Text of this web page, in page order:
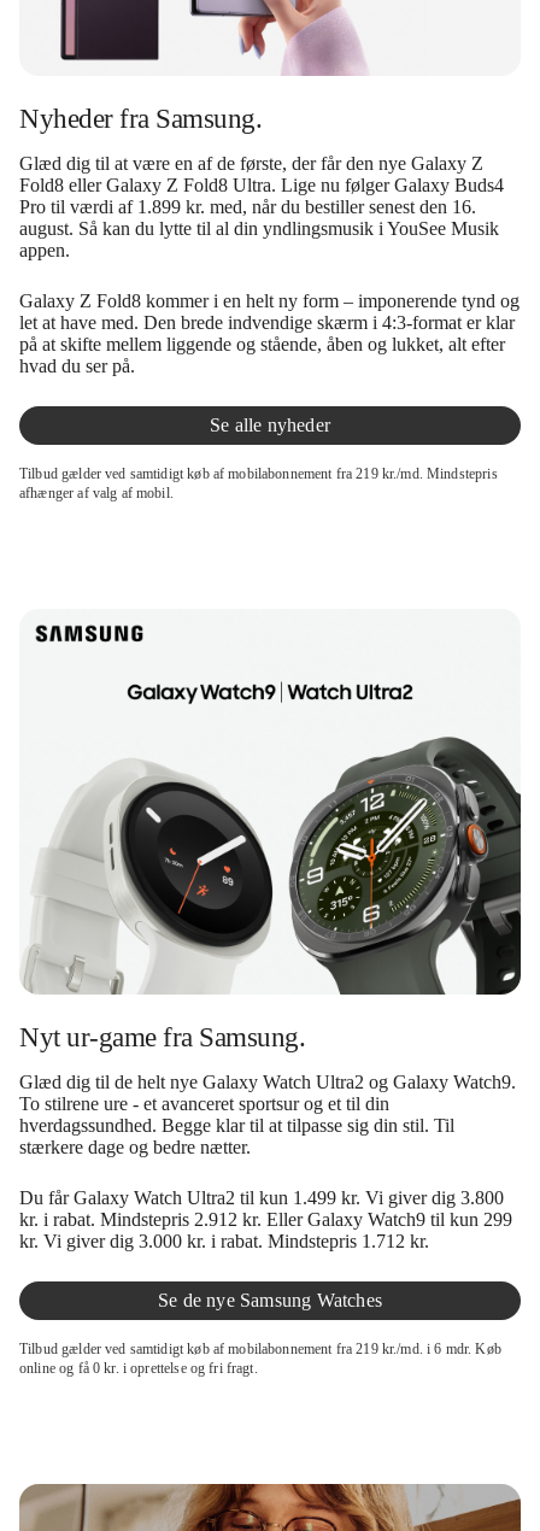
Nyheder fra Samsung.
Glæd dig til at være en af de første, der får den nye Galaxy Z
Fold8 eller Galaxy Z Fold8 Ultra. Lige nu følger Galaxy Buds4
Pro til værdi af 1.899 kr. med, når du bestiller senest den 16.
august. Så kan du lytte til al din yndlingsmusik i YouSee Musik
appen.
Galaxy Z Fold8 kommer i en helt ny form – imponerende tynd og
let at have med. Den brede indvendige skærm i 4:3-format er klar
på at skifte mellem liggende og stående, åben og lukket, alt efter
hvad du ser på.
Se alle nyheder
Tilbud gælder ved samtidigt køb af mobilabonnement fra 219 kr./md. Mindstepris
afhænger af valg af mobil.
Nyt ur-game fra Samsung.
Glæd dig til de helt nye Galaxy Watch Ultra2 og Galaxy Watch9.
To stilrene ure - et avanceret sportsur og et til din
hverdagssundhed. Begge klar til at tilpasse sig din stil. Til
stærkere dage og bedre nætter.
Du får Galaxy Watch Ultra2 til kun 1.499 kr. Vi giver dig 3.800
kr. i rabat. Mindstepris 2.912 kr. Eller Galaxy Watch9 til kun 299
kr. Vi giver dig 3.000 kr. i rabat. Mindstepris 1.712 kr.
Se de nye Samsung Watches
Tilbud gælder ved samtidigt køb af mobilabonnement fra 219 kr./md. i 6 mdr. Køb
online og få 0 kr. i oprettelse og fri fragt.